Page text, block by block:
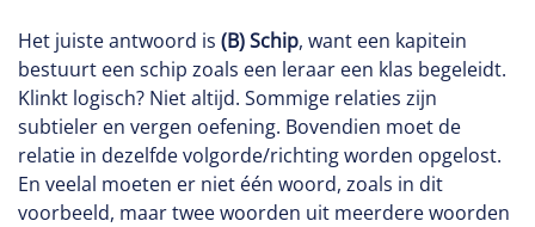
Het juiste antwoord is (B) Schip, want een kapitein
bestuurt een schip zoals een leraar een klas begeleidt.
Klinkt logisch? Niet altijd. Sommige relaties zijn
subtieler en vergen oefening. Bovendien moet de
relatie in dezelfde volgorde/richting worden opgelost.
En veelal moeten er niet één woord, zoals in dit
voorbeeld, maar twee woorden uit meerdere woorden